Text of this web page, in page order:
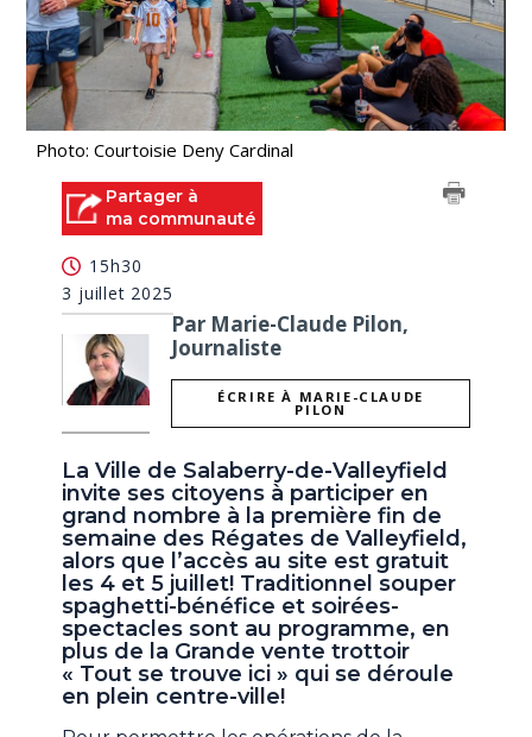
Photo: Courtoisie Deny Cardinal
Partager à
ma communauté
15h30
3 juillet 2025
Par Marie-Claude Pilon,
Journaliste
ÉCRIRE À MARIE-CLAUDE
PILON
La Ville de Salaberry-de-Valleyfield
invite ses citoyens à participer en
grand nombre à la première fin de
semaine des Régates de Valleyfield,
alors que l’accès au site est gratuit
les 4 et 5 juillet! Traditionnel souper
spaghetti-bénéfice et soirées-
spectacles sont au programme, en
plus de la Grande vente trottoir
« Tout se trouve ici » qui se déroule
en plein centre-ville!